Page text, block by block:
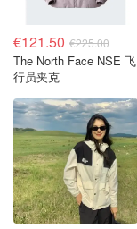
€121.50 €225.00
The North Face NSE 飞
行员夹克